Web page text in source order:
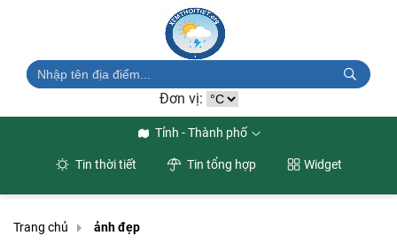
Đơn vị:
Tỉnh - Thành phố
Tin thời tiết Tin tổng hợp Widget
Trang chủ ảnh đẹp